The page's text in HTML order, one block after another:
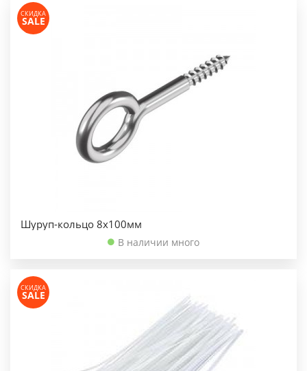
СКИДКА
SALE
Шуруп-кольцо 8х100мм
В наличии много
СКИДКА
SALE